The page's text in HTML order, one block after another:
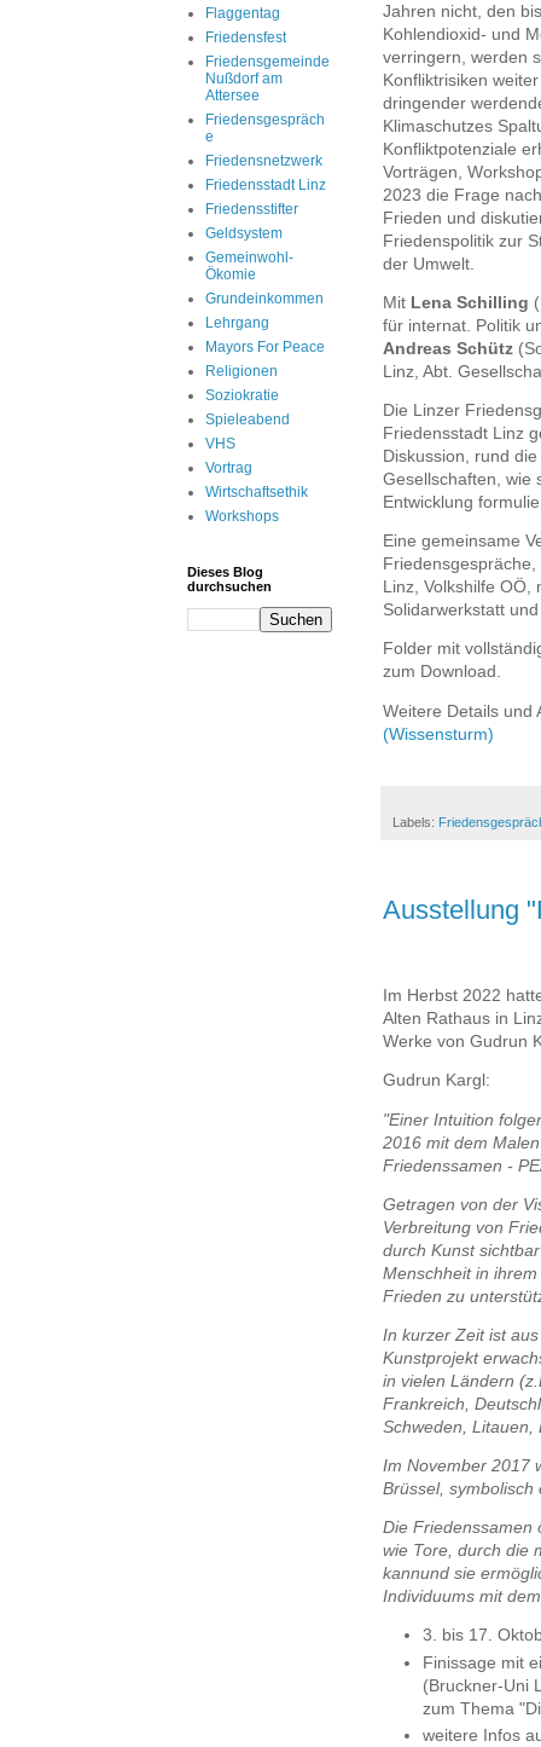
Jahren nicht, den
Kohlendioxid- und
verringern, werden
Konfliktrisiken
dringender
Klimaschutzes
Konfliktpotenziale
Vorträgen,
2023 die Frage
Frieden und
Friedenspolitik zur
der Umwelt.
Mit Lena Schilling
für internat. Politik
Andreas Schütz
Linz, Abt.
Die Linzer
Friedensstadt Linz
Diskussion, rund
Gesellschaften, wie
Entwicklung
Eine gemeinsame
Linz, Volkshilfe OÖ,
Solidarwerkstatt
Folder mit
zum Download.
Weitere Details
(Wissensturm)
Labels:
Ausstellung
Im Herbst 2022
Alten Rathaus in
Werke von Gudrun
Gudrun Kargl:
"Einer Intuition
2016 mit dem
Friedenssamen -
Getragen von der
Verbreitung von
durch Kunst
Menschheit in
Frieden zu
In kurzer Zeit ist
Kunstprojekt
in vielen Ländern
Frankreich,
Schweden, Litauen,
Im November 2017
Brüssel,
Die Friedenssamen
wie Tore, durch die
kannund sie
Individuums mit
3. bis 17.
Finissage mit
(Bruckner-Uni
zum Thema
weitere Infos
Flaggentag
Friedensfest
Friedensgemeinde
Nußdorf am
Attersee
Friedensgespräch
e
Friedensnetzwerk
Friedensstadt Linz
Friedensstifter
Geldsystem
Gemeinwohl-
Ökomie
Grundeinkommen
Lehrgang
Mayors For Peace
Religionen
Soziokratie
Spieleabend
VHS
Vortrag
Wirtschaftsethik
Workshops
Dieses Blog
durchsuchen